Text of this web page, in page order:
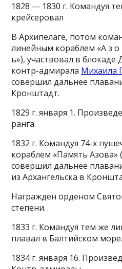
1828 — 1830 г. Командуя
крейсеровал
В Архипелаге, потом
линейным кораблем «А з о
ь»), участвовал в блокаде
контр-адмирала Михаила
совершил дальнее
Кронштадт.
1829 г. января 1.
ранга.
1832 г. Командуя 74-х
кораблем «Память Азова»
совершил дальнее
из Архангельска в
Награжден орденом
степени.
1833 г. Командуя тем же
плавал в Балтийском море.
1834 г. января 16.